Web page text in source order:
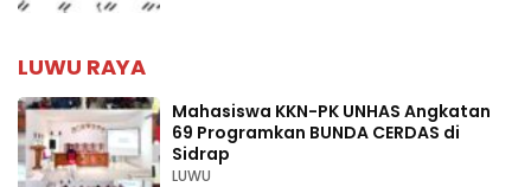
LUWU RAYA
Mahasiswa KKN-PK UNHAS Angkatan
69 Programkan BUNDA CERDAS di
Sidrap
LUWU